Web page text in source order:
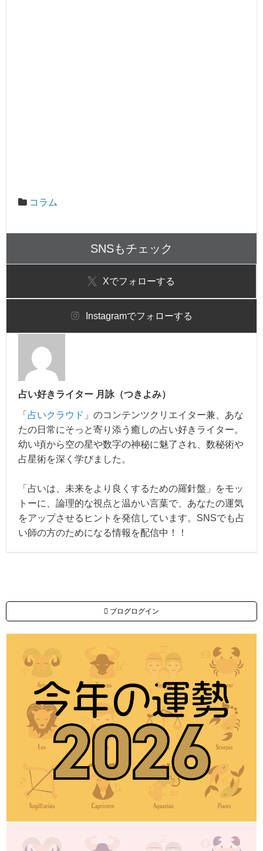
コラム
SNSもチェック
Xでフォローする
Instagramでフォローする
占い好きライター 月詠（つきよみ）
「 占いクラウド 」のコンテンツクリエイター兼、あな
たの日常にそっと寄り添う癒しの占い好きライター。
幼い頃から空の星や数字の神秘に魅了され、数秘術や
占星術を深く学びました。
「占いは、未来をより良くするための羅針盤」をモッ
トーに、論理的な視点と温かい言葉で、あなたの運気
をアップさせるヒントを発信しています。SNSでも占
い師の方のためになる情報を配信中！！
ブログログイン